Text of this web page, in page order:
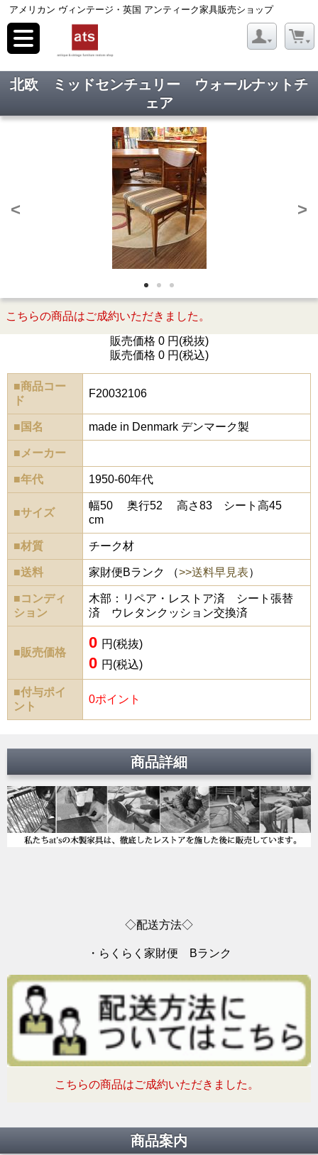
アメリカン ヴィンテージ・英国 アンティーク家具販売ショップ
toggle
navigation
北欧 ミッドセンチュリー ウォールナットチ
ェア
< >
こちらの商品はご成約いただきました。
販売価格 0 円(税抜)
販売価格 0 円(税込)
■商品コー
ド
F20032106
■国名 made in Denmark デンマーク製
■メーカー
■年代 1950-60年代
■サイズ
幅50 奥行52 高さ83 シート高45
cm
■材質 チーク材
■送料 家財便Bランク （>>送料早見表）
■コンディ
ション
木部：リペア・レストア済 シート張替
済 ウレタンクッション交換済
■販売価格
0 円(税抜)
0 円(税込)
■付与ポイ
ント
0ポイント
商品詳細
◇配送方法◇
・らくらく家財便 Bランク
こちらの商品はご成約いただきました。
商品案内